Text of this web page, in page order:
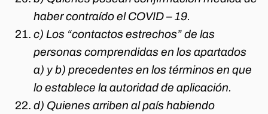
haber contraído el COVID – 19.
c) Los “contactos estrechos” de las
personas comprendidas en los apartados
a) y b) precedentes en los términos en que
lo establece la autoridad de aplicación.
d) Quienes arriben al país habiendo